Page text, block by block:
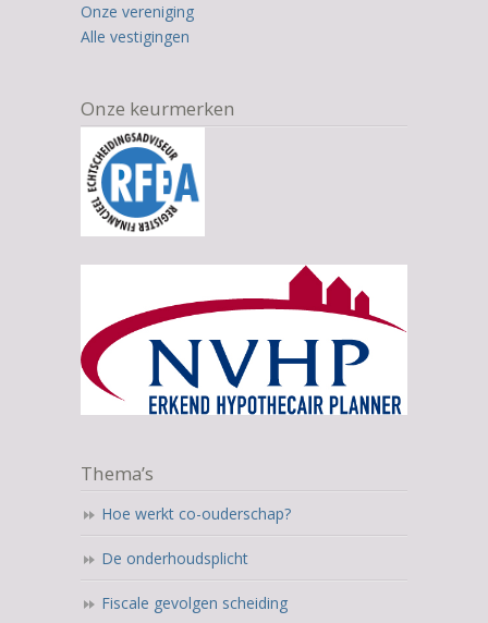
Onze vereniging
Alle vestigingen
Onze keurmerken
Thema’s
Hoe werkt co-ouderschap?
De onderhoudsplicht
Fiscale gevolgen scheiding